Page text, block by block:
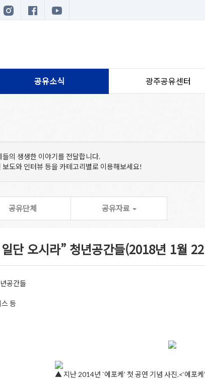
공유소식 광주공유센터
의 생생한 이야기를 전달합니다.
도와 인터뷰 등을 카테고리별로 이용해보세요!
공유단체 공유자료
단 오시라” 청년공간들(2018년 1월
공간들
등
▲ 지난 2014년 `에포케’ 첫 공연 기념 사진.<‘에포